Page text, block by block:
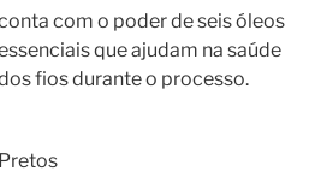
com o poder de seis óleos
que ajudam na saúde
fios durante o processo.
Pretos